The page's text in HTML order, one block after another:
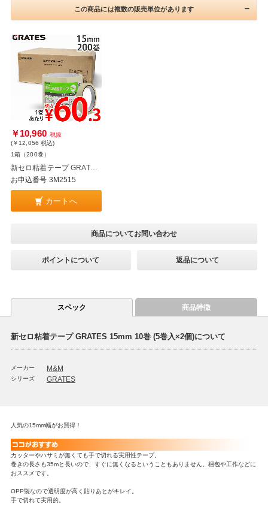
この商品には複数の販売単位があります
￥10,960 税抜
(￥12,056 税込)
1箱（200巻）
新セロ粘着テープ GRATES 15mm 200巻 (5巻入×40個)
お申込番号 3M2515
カートへ
商品についてお問い合わせ
ポイントについて 返品について
スペック 商品特徴
新セロ粘着テープ GRATES 15mm 10巻 (5巻入×2個)について
メーカー M&M
シリーズ GRATES
人気の15mm幅がお買得！
カッターやハサミが無くても手で切れる実用性テープ。
巻きの長さも35mと長いので、すぐに無くなるということもありません。梱包や工作などに
おススメです。
OPP製なので透明度が高く貼りあとがキレイ。
手で切れて実用的。